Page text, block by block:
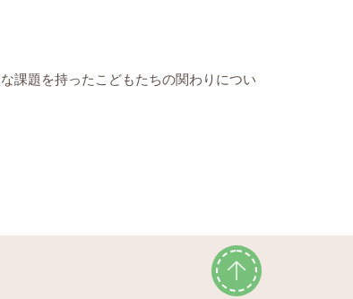
課題を持ったこどもたちの関わりについ